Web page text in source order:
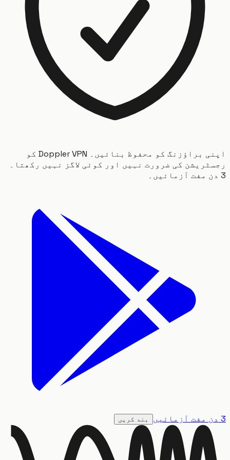
اپنی براؤزنگ کو محفوظ بنائیں۔ Doppler VPN کو
کی ضرورت نہیں اور کوئی لاگز نہیں رکھتا۔
بند کریں